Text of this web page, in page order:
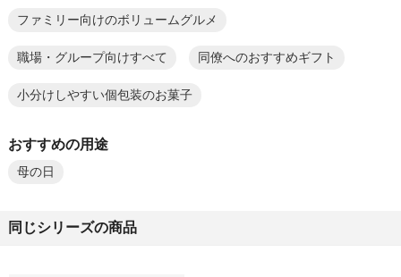
ファミリー向けのボリュームグルメ
職場・グループ向けすべて 同僚へのおすすめギフト
小分けしやすい個包装のお菓子
おすすめの用途
母の日
同じシリーズの商品